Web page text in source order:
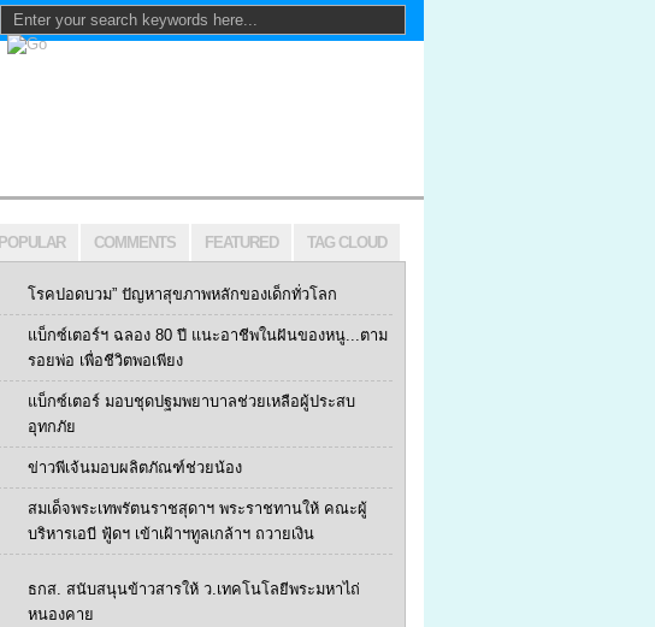
POPULAR COMMENTS FEATURED TAG CLOUD
โรคปอดบวม” ปัญหาสุขภาพหลักของเด็กทั่วโลก
แบ็กซ์เตอร์ฯ ฉลอง 80 ปี แนะอาชีพในฝันของหนู...ตาม
รอยพ่อ เพื่อชีวิตพอเพียง
แบ็กซ์เตอร์ มอบชุดปฐมพยาบาลช่วยเหลือผู้ประสบ
อุทกภัย
ข่าวพีเจ้นมอบผลิตภัณฑ์ช่วยน้อง
สมเด็จพระเทพรัตนราชสุดาฯ พระราชทานให้ คณะผู้
บริหารเอบี ฟู้ดฯ เข้าเฝ้าฯทูลเกล้าฯ ถวายเงิน
ธกส. สนับสนุนข้าวสารให้ ว.เทคโนโลยีพระมหาไถ่
หนองคาย